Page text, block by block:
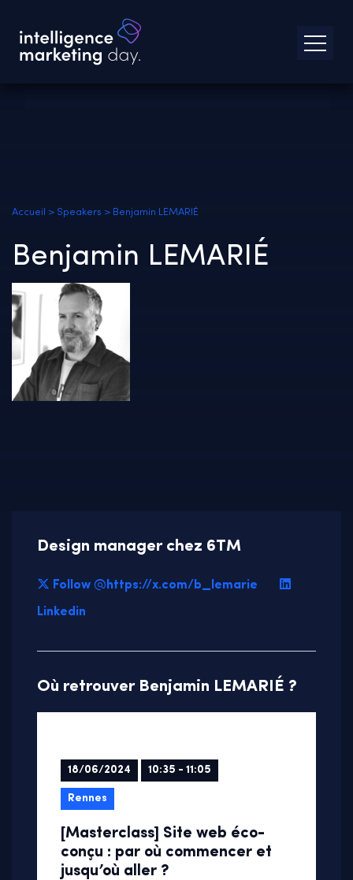
Accueil > Speakers > Benjamin LEMARIÉ
Benjamin LEMARIÉ
Design manager chez 6TM
Follow @https://x.com/b_lemarie
Linkedin
Où retrouver Benjamin LEMARIÉ ?
18/06/2024 10:35 - 11:05
Rennes
[Masterclass] Site web éco-
conçu : par où commencer et
jusqu’où aller ?